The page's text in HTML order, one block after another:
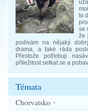
to
se
že
podívám na nějaký
drama, a také ráda
Přestože potřebuji
příležitost setkat se a
Témata
Chorvatsko